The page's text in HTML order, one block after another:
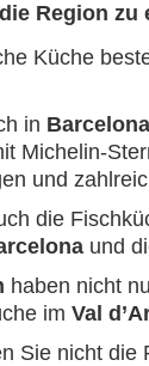
Region zu
Küche
in Barcelona
Michelin-
und
die
und
haben nicht
im Val
Sie nicht die